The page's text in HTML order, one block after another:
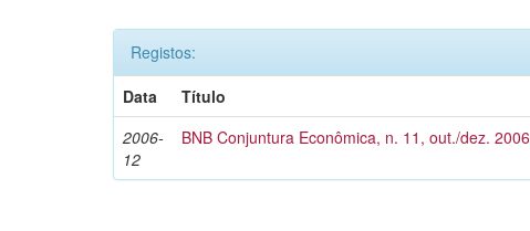
Registos:
Data
Título
2006-
12
BNB Conjuntura Econômica, n. 11, out./dez. 2006